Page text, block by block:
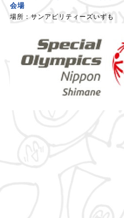
会場
場所：サンアビリティーズいずも